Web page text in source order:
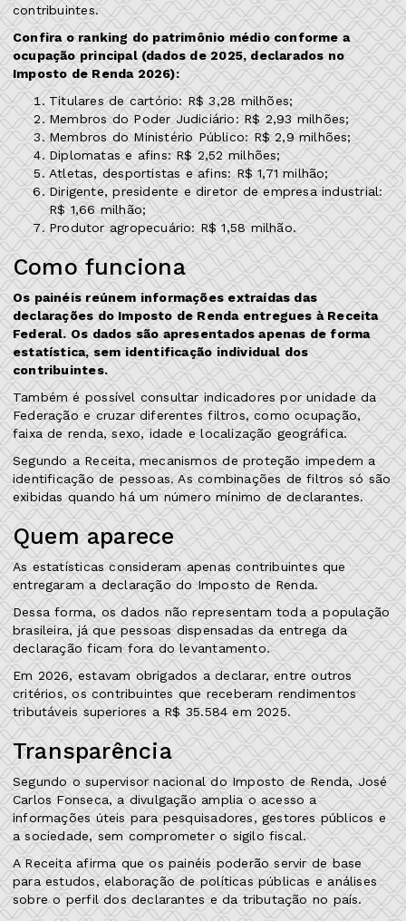
contribuintes.
Confira o ranking do patrimônio médio conforme a
ocupação principal (dados de 2025, declarados no
Imposto de Renda 2026):
Titulares de cartório: R$ 3,28 milhões;
Membros do Poder Judiciário: R$ 2,93 milhões;
Membros do Ministério Público: R$ 2,9 milhões;
Diplomatas e afins: R$ 2,52 milhões;
Atletas, desportistas e afins: R$ 1,71 milhão;
Dirigente, presidente e diretor de empresa industrial:
R$ 1,66 milhão;
Produtor agropecuário: R$ 1,58 milhão.
Como funciona
Os painéis reúnem informações extraídas das
declarações do Imposto de Renda entregues à Receita
Federal. Os dados são apresentados apenas de forma
estatística, sem identificação individual dos
contribuintes.
Também é possível consultar indicadores por unidade da
Federação e cruzar diferentes filtros, como ocupação,
faixa de renda, sexo, idade e localização geográfica.
Segundo a Receita, mecanismos de proteção impedem a
identificação de pessoas. As combinações de filtros só são
exibidas quando há um número mínimo de declarantes.
Quem aparece
As estatísticas consideram apenas contribuintes que
entregaram a declaração do Imposto de Renda.
Dessa forma, os dados não representam toda a população
brasileira, já que pessoas dispensadas da entrega da
declaração ficam fora do levantamento.
Em 2026, estavam obrigados a declarar, entre outros
critérios, os contribuintes que receberam rendimentos
tributáveis superiores a R$ 35.584 em 2025.
Transparência
Segundo o supervisor nacional do Imposto de Renda, José
Carlos Fonseca, a divulgação amplia o acesso a
informações úteis para pesquisadores, gestores públicos e
a sociedade, sem comprometer o sigilo fiscal.
A Receita afirma que os painéis poderão servir de base
para estudos, elaboração de políticas públicas e análises
sobre o perfil dos declarantes e da tributação no país.